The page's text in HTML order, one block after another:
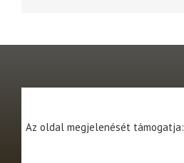
Az oldal megjelenését támogatja: